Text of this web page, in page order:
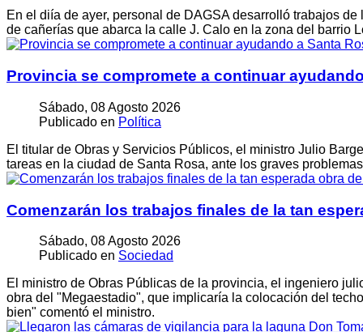
En el diía de ayer, personal de DAGSA desarrolló trabajos
de cañerías que abarca la calle J. Calo en la zona del barrio
Provincia se compromete a continuar
Sábado, 08 Agosto 2026
Publicado en Política
El titular de Obras y Servicios Públicos, el ministro Julio
tareas en la ciudad de Santa Rosa, ante los graves
Comenzarán los trabajos finales de la tan
Sábado, 08 Agosto 2026
Publicado en Sociedad
El ministro de Obras Públicas de la provincia, el ingeniero
obra del "Megaestadio", que implicaría la colocación del
bien" comentó el ministro.